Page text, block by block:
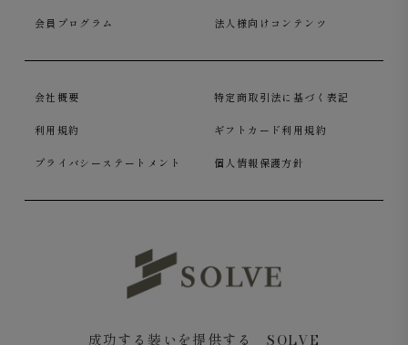
会員プログラム 法人様向けコンテンツ
会社概要 特定商取引法に基づく表記
利用規約 ギフトカード利用規約
プライバシーステートメント 個人情報保護方針
成功する装いを提供する SOLVE